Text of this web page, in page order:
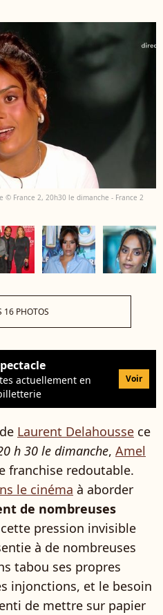
© France 2, 20h30 le dimanche - France 2
16 PHOTOS
actuellement en
Voir
Laurent Delahousse ce
h 30 le dimanche, Amel
franchise redoutable.
le cinéma à aborder
de nombreuses
pression invisible
à de nombreuses
tabou ses propres
injonctions, et le besoin
de mettre sur papier